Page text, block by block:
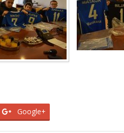
Google+